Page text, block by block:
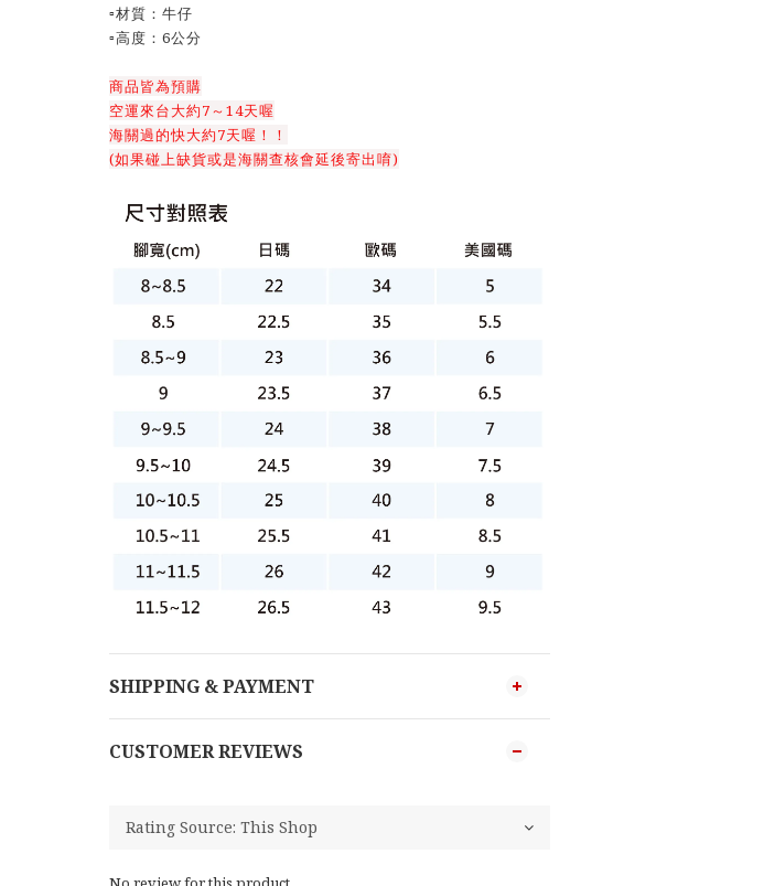
▫️材質：牛仔
▫️高度：6公分
商品皆為預購
空運來台大約7～14天喔
海關過的快大約7天喔！！
(如果碰上缺貨或是海關查核會延後寄出唷)
SHIPPING & PAYMENT
CUSTOMER REVIEWS